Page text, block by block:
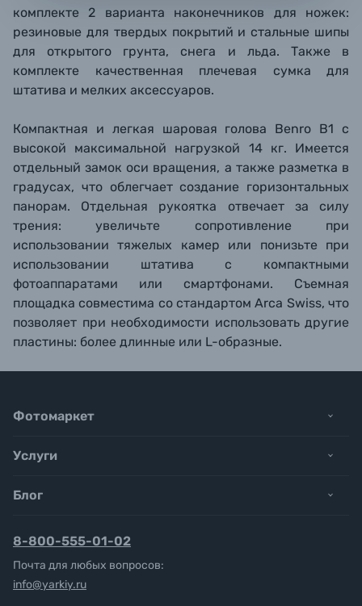
комплекте 2 варианта наконечников для ножек:
резиновые для твердых покрытий и стальные шипы
для открытого грунта, снега и льда. Также в
комплекте качественная плечевая сумка для
штатива и мелких аксессуаров.
Компактная и легкая шаровая голова Benro B1 с
высокой максимальной нагрузкой 14 кг. Имеется
отдельный замок оси вращения, а также разметка в
градусах, что облегчает создание горизонтальных
панорам. Отдельная рукоятка отвечает за силу
трения: увеличьте сопротивление при
использовании тяжелых камер или понизьте при
использовании штатива с компактными
фотоаппаратами или смартфонами. Съемная
площадка совместима со стандартом Arca Swiss, что
позволяет при необходимости использовать другие
пластины: более длинные или L-образные.
Фотомаркет
Услуги
Блог
8-800-555-01-02
Почта для любых вопросов:
info@yarkiy.ru